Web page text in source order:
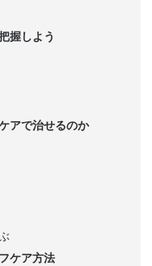
握しよう
アで治せるのか
ケア方法